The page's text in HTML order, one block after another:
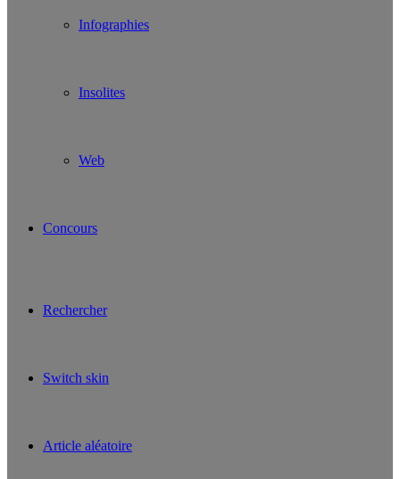
Infographies
Insolites
Web
Concours
Rechercher
Switch skin
Article aléatoire